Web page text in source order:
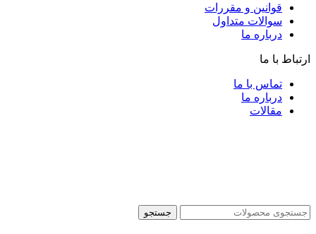
قوانین و مقررات
سوالات متداول
درباره ما
ارتباط با ما
تماس با ما
درباره ما
مقالات
جستجو